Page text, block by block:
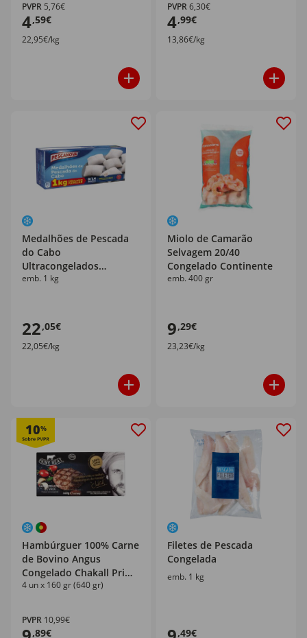
PVPR 5,76€
4,59€
22,95€/kg
PVPR6,30€
4,99€
13,86€/kg
Medalhões de Pescada
do Cabo
Ultracongelados
Pescanova
emb. 1 kg
22,05€
22,05€/kg
Miolo de Camarão
Selvagem 20/40
Congelado Continente
emb. 400 gr
9,29€
23,23€/kg
10%
Hambúrguer 100% Carne
de Bovino Angus
Congelado Chakall Prime
Meat
4 un x 160 gr (640 gr)
PVPR 10,99€
,89€
Filetes de Pescada
Congelada
emb. 1 kg
,49€